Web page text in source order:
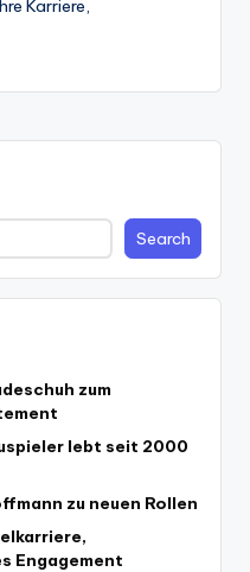
Karriere,
Search
zum
lebt seit 2000
zu neuen Rollen
Engagement